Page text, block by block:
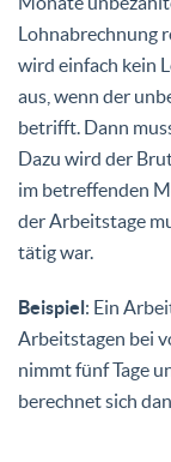
Lohnabrechnung
wird einfach kein
aus, wenn der
betrifft. Dann
Dazu wird der
im betreffenden
der Arbeitstage
tätig war.
Beispiel: Ein
Arbeitstagen bei
nimmt fünf Tage
berechnet sich